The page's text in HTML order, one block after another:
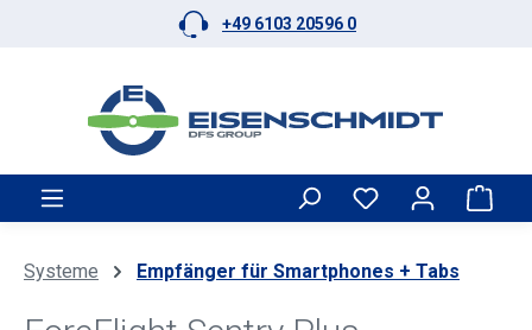
Zum Hauptinhalt springen+49 6103 20596 0
Systeme Empfänger für Smartphones + Tabs